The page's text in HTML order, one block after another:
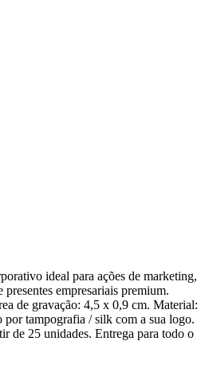
ideal para ações de marketing,
empresariais premium.
de gravação: 4,5 x 0,9 cm. Material:
por tampografia / silk com a sua logo.
de 25 unidades. Entrega para todo o